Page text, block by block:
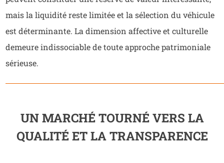
mais la liquidité reste limitée et la sélection du véhicule
est déterminante. La dimension affective et culturelle
demeure indissociable de toute approche patrimoniale
sérieuse.
UN MARCHÉ TOURNÉ VERS LA
QUALITÉ ET LA TRANSPARENCE